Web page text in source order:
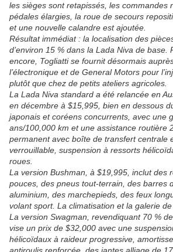
les sièges sont retapissés, les commandes
pédales élargies, la roue de secours
et une nouvelle calandre est ajoutée.
Résultat immédiat : la localisation des
d’environ 15 % dans la Lada Niva de base.
encore, Togliatti se fournit désormais
l’électronique et de General Motors pour
plutôt que chez de petits ateliers agricoles.
La Lada Niva standard a été relancée en
en décembre à $15,995, bien en dessous
japonais et coréens concurrents, avec une
ans/100,000 km et une assistance routière
permanent avec boîte de transfert centrale
verrouillable, suspension à ressorts
roues.
La version Bushman, à $19,995, inclut des
pouces, des pneus tout-terrain, des barres
aluminium, des marchepieds, des feux
volant sport. La climatisation et la galerie de
La version Swagman, revendiquant 70 %
vise un prix de $32,000 avec une
hélicoïdaux à raideur progressive,